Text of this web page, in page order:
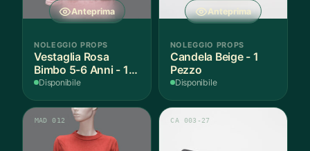
Anteprima
NOLEGGIO PROPS
Vestaglia Rosa
Bimbo 5-6 Anni - 1
Pezzo
Disponibile
Anteprima
NOLEGGIO PROPS
Candela Beige - 1
Pezzo
Disponibile
MAD 012 CA 003-27